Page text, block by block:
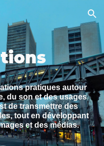
Skip to navigation
pratiques autour
du son et des usages
de transmettre des
tout en développant
et des médias.